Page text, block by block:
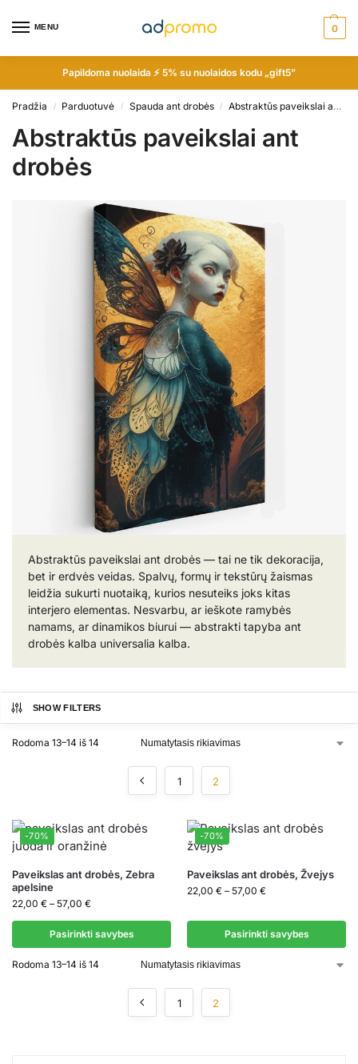
MENU 0
Papildoma nuolaida ⚡ 5% su nuolaidos kodu „gift5”
Pradžia / Parduotuvė / Spauda ant drobės / Abstraktūs paveikslai ant drobės
Abstraktūs paveikslai ant
drobės
Abstraktūs paveikslai ant drobės — tai ne tik dekoracija,
bet ir erdvės veidas. Spalvų, formų ir tekstūrų žaismas
leidžia sukurti nuotaiką, kurios nesuteiks joks kitas
interjero elementas. Nesvarbu, ar ieškote ramybės
namams, ar dinamikos biurui — abstrakti tapyba ant
drobės kalba universalia kalba.
SHOW FILTERS
Rodoma 13–14 iš 14
1 2
-70%
Paveikslas ant drobės, Zebra
apelsine
22,00 € – 57,00 €
Pasirinkti savybes
-70%
Paveikslas ant drobės, Žvejys
22,00 € – 57,00 €
Pasirinkti savybes
Rodoma 13–14 iš 14
1 2